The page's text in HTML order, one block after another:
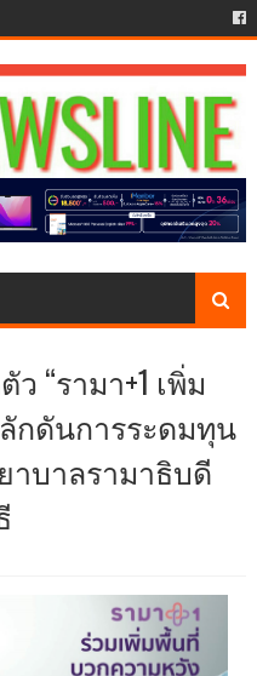
“รามา+1 เพิ่ม
กดันการระดมทุน
าบาลรามาธิบดี